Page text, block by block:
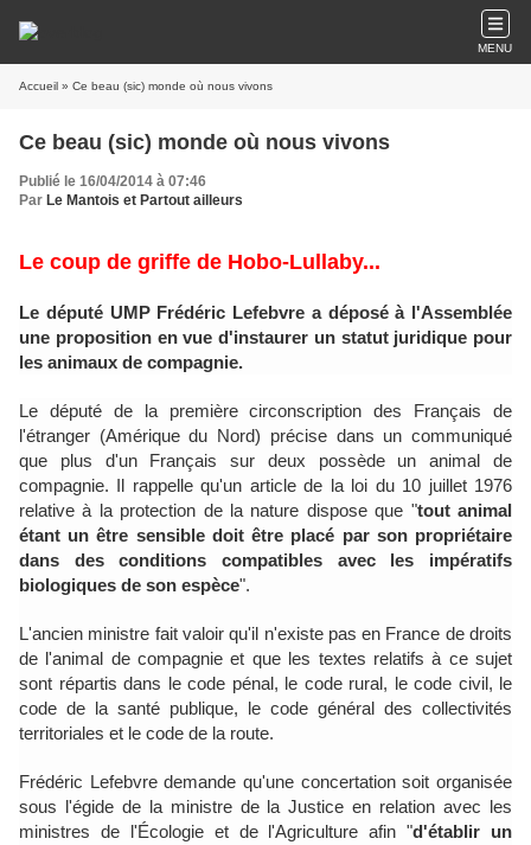
MENU
Accueil » Ce beau (sic) monde où nous vivons
Ce beau (sic) monde où nous vivons
Publié le 16/04/2014 à 07:46
Par Le Mantois et Partout ailleurs
Le coup de griffe de Hobo-Lullaby...
Le député UMP Frédéric Lefebvre a déposé à l'Assemblée
une proposition en vue d'instaurer un statut juridique pour
les animaux de compagnie.
Le député de la première circonscription des Français de
l'étranger (Amérique du Nord) précise dans un communiqué
que plus d'un Français sur deux possède un animal de
compagnie. Il rappelle qu'un article de la loi du 10 juillet 1976
relative à la protection de la nature dispose que "tout animal
étant un être sensible doit être placé par son propriétaire
dans des conditions compatibles avec les impératifs
biologiques de son espèce".
L'ancien ministre fait valoir qu'il n'existe pas en France de droits
de l'animal de compagnie et que les textes relatifs à ce sujet
sont répartis dans le code pénal, le code rural, le code civil, le
code de la santé publique, le code général des collectivités
territoriales et le code de la route.
Frédéric Lefebvre demande qu'une concertation soit organisée
sous l'égide de la ministre de la Justice en relation avec les
ministres de l'Écologie et de l'Agriculture afin "d'établir un